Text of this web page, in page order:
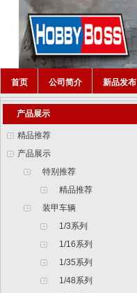
首页 公司简介 新品发布
产品展示
精品推荐
产品展示
特别推荐
精品推荐
装甲车辆
1/3系列
1/16系列
1/35系列
1/48系列